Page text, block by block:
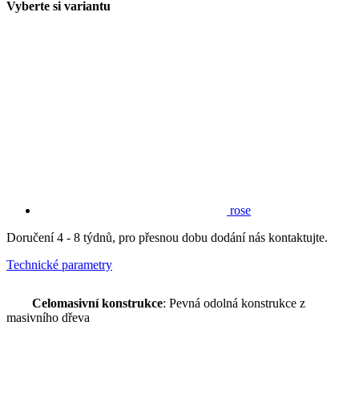
Vyberte si variantu
rose
Doručení 4 - 8 týdnů, pro přesnou dobu dodání nás kontaktujte.
Technické parametry
Celomasivní konstrukce: Pevná odolná konstrukce z
masivního dřeva